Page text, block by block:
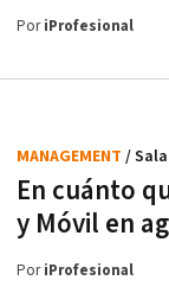
PoriProfesional
En cuánto
y Móvil en
MANAGEMENT /
PoriProfesional